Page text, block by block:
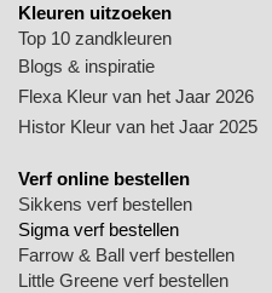
Kleuren uitzoeken
Top 10 zandkleuren
Blogs & inspiratie
Flexa Kleur van het Jaar 2026
Histor Kleur van het Jaar 2025
Verf online bestellen
Sikkens verf bestellen
Sigma verf bestellen
Farrow & Ball verf bestellen
Little Greene verf bestellen